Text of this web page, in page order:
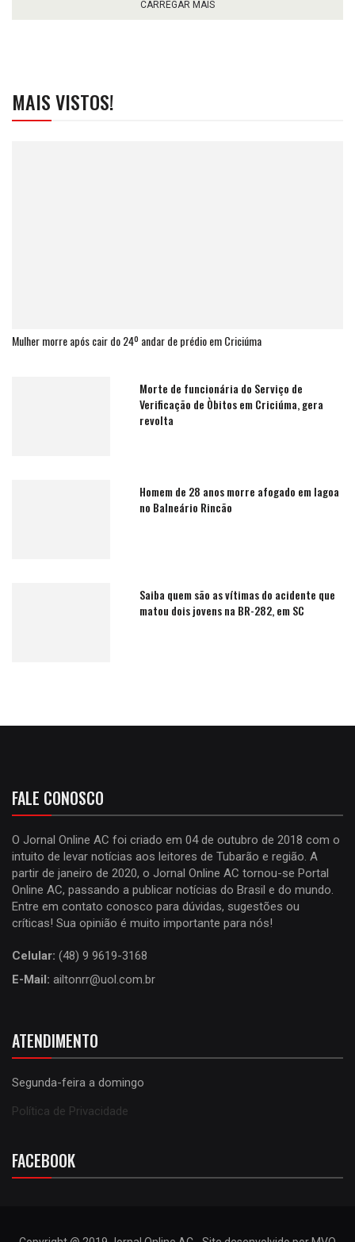
CARREGAR MAIS
MAIS VISTOS!
Mulher morre após cair do 24º andar de prédio em Criciúma
Morte de funcionária do Serviço de
Verificação de Òbitos em Criciúma, gera
revolta
Homem de 28 anos morre afogado em lagoa
no Balneário Rincão
Saiba quem são as vítimas do acidente que
matou dois jovens na BR-282, em SC
FALE CONOSCO
O Jornal Online AC foi criado em 04 de outubro de 2018 com o
intuito de levar notícias aos leitores de Tubarão e região. A
partir de janeiro de 2020, o Jornal Online AC tornou-se Portal
Online AC, passando a publicar notícias do Brasil e do mundo.
Entre em contato conosco para dúvidas, sugestões ou
críticas! Sua opinião é muito importante para nós!
Celular: (48) 9 9619-3168
E-Mail: ailtonrr@uol.com.br
ATENDIMENTO
Segunda-feira a domingo
Política de Privacidade
FACEBOOK